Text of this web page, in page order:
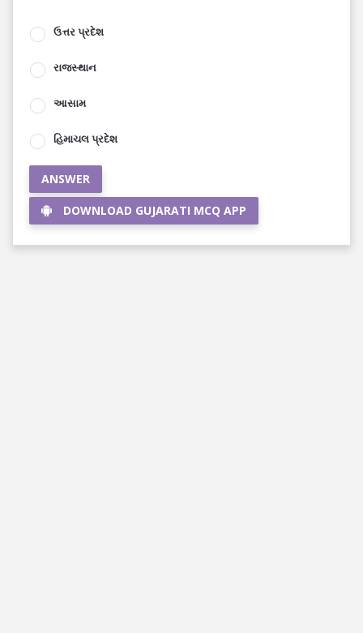
ઉત્તર પ્રદેશ
રાજસ્થાન
આસામ
હિમાચલ પ્રદેશ
ANSWER
DOWNLOAD GUJARATI MCQ APP